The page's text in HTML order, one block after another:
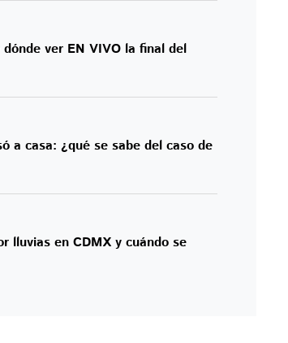
ver EN VIVO la final del
a casa: ¿qué se sabe del caso de
lluvias en CDMX y cuándo se